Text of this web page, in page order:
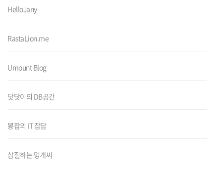
HelloJany
RastaLion.me
Umount Blog
닷닷이의 DB공간
뽕잡의 IT 잡담
삽질하는 멍개씨